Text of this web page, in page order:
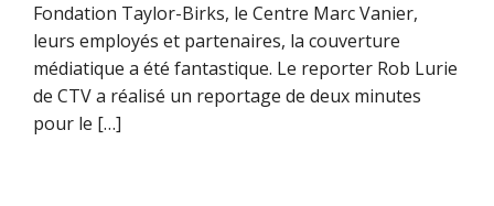
Fondation Taylor-Birks, le Centre Marc Vanier,
leurs employés et partenaires, la couverture
médiatique a été fantastique. Le reporter Rob Lurie
de CTV a réalisé un reportage de deux minutes
pour le […]